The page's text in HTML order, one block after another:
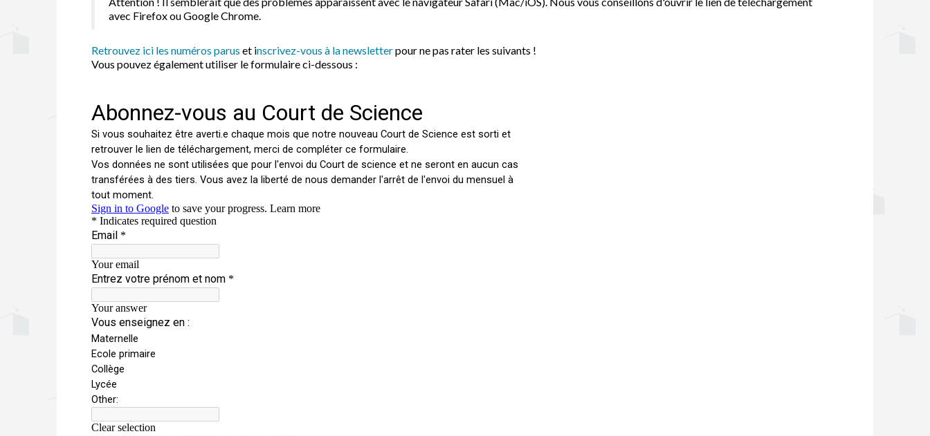
avec Firefox ou Google Chrome.
Retrouvez ici les numéros parus et inscrivez-vous à la newsletterpour ne pas rater les suivants !
Vous pouvez également utiliser le formulaire ci-dessous :